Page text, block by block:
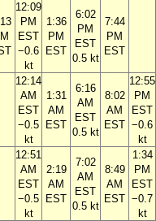
12:09
PM
EST
−0.6
kt
1:36
PM
EST
6:02
PM
EST
0.5 kt
7:44
PM
EST
12:14
AM
EST
−0.5
kt
1:31
AM
EST
6:16
AM
EST
0.5 kt
8:02
AM
EST
12:55
PM
EST
−0.6
kt
12:51
AM
EST
−0.5
kt
2:19
AM
EST
7:02
AM
EST
0.5 kt
8:49
AM
EST
1:34
PM
EST
−0.7
kt